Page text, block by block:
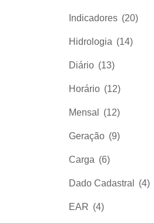
Indicadores (20)
Hidrologia (14)
Diário (13)
Horário (12)
Mensal (12)
Geração (9)
Carga (6)
Dado Cadastral (4)
EAR (4)